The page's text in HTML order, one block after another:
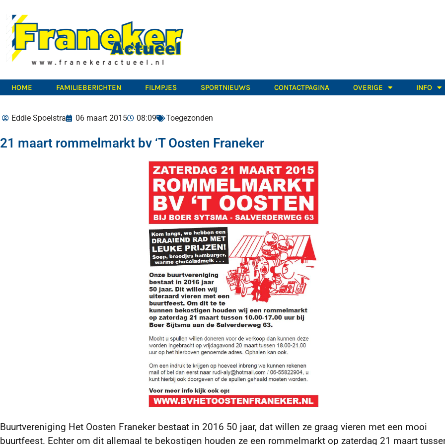
HOME FAMILIEBERICHTEN FILMPJES SPORTNIEUWS CONTACTPAGINA OVERIGE INFO
Eddie Spoelstra 06 maart 2015 08:09 Toegezonden
21 maart rommelmarkt bv ‘T Oosten Franeker
Buurtvereniging Het Oosten Franeker bestaat in 2016 50 jaar, dat willen ze graag vieren met een mooi
buurtfeest. Echter om dit allemaal te bekostigen houden ze een rommelmarkt op zaterdag 21 maart